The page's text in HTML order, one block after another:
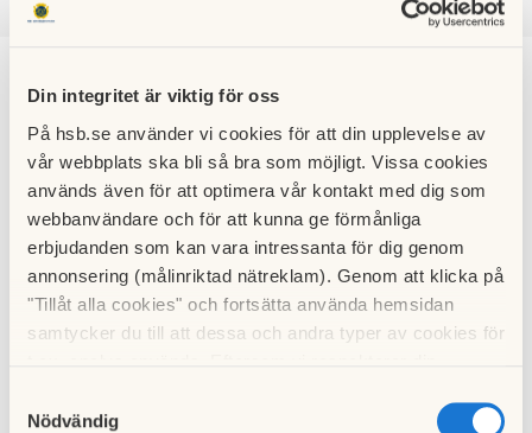
Din integritet är viktig för oss
På hsb.se använder vi cookies för att din upplevelse av
vår webbplats ska bli så bra som möjligt. Vissa cookies
används även för att optimera vår kontakt med dig som
webbanvändare och för att kunna ge förmånliga
erbjudanden som kan vara intressanta för dig genom
annonsering (målinriktad nätreklam). Genom att klicka på
"Tillåt alla cookies" och fortsätta använda hemsidan
samtycker du till att dessa och andra typer av cookies för
cookies och välja att endast tillåta ett urval.
Nödvändig
SÖK LOGGA IN
November 2017
23 november 2017
Information från styrelsemötet i november.
Info 2017-11.pdf Hämta